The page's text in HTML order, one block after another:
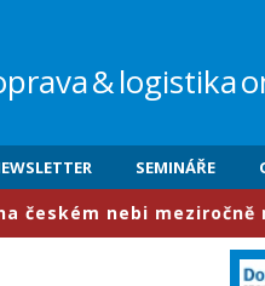
&logistika
SEMINÁŘE
nebi meziročně nárůst